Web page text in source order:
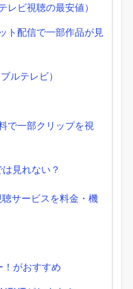
ビ視聴の最安値）
配信で一部作品が見
ルテレビ）
一部クリップを視
見れない？
サービスを料金・機
！がおすすめ